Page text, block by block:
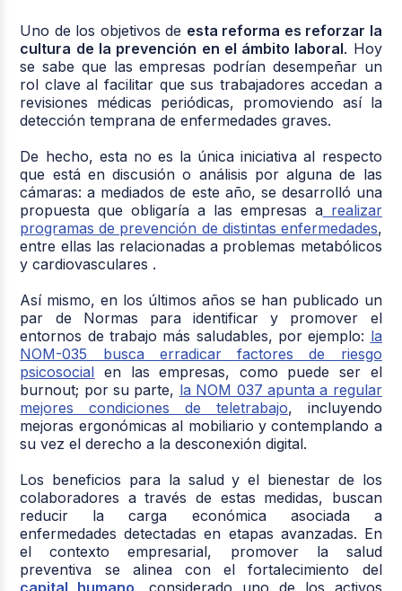
Uno de los objetivos de esta reforma es reforzar la
cultura de la prevención en el ámbito laboral. Hoy
se sabe que las empresas podrían desempeñar un
rol clave al facilitar que sus trabajadores accedan a
revisiones médicas periódicas, promoviendo así la
detección temprana de enfermedades graves.
De hecho, esta no es la única iniciativa al respecto
que está en discusión o análisis por alguna de las
cámaras: a mediados de este año, se desarrolló una
propuesta que obligaría a las empresas arealizar
programas de prevención de distintas enfermedades,
entre ellas las relacionadas a problemas metabólicos
y cardiovasculares .
Así mismo, en los últimos años se han publicado un
par de Normas para identificar y promover el
entornos de trabajo más saludables, por ejemplo: la
NOM-035 busca erradicar factores de riesgo
psicosocial en las empresas, como puede ser el
burnout; por su parte, la NOM 037 apunta a regular
mejores condiciones de teletrabajo, incluyendo
mejoras ergonómicas al mobiliario y contemplando a
su vez el derecho a la desconexión digital.
Los beneficios para la salud y el bienestar de los
colaboradores a través de estas medidas, buscan
reducir la carga económica asociada a
enfermedades detectadas en etapas avanzadas. En
el contexto empresarial, promover la salud
preventiva se alinea con el fortalecimiento del
capital humano , considerado uno de los activos